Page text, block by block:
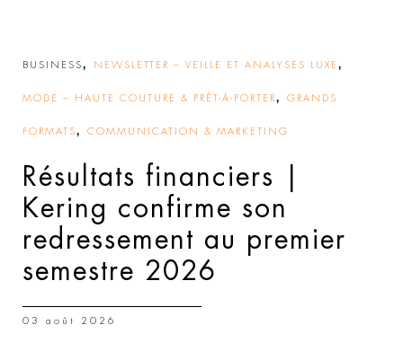
BUSINESS, NEWSLETTER – VEILLE ET ANALYSES LUXE ,
MODE – HAUTE COUTURE & PRÊT-À-PORTER, GRANDS
FORMATS, COMMUNICATION & MARKETING
Résultats financiers |
Kering confirme son
redressement au premier
semestre 2026
03 août 2026